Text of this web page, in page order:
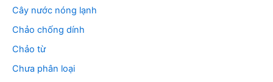
Cây nước nóng lạnh
Chảo chống dính
Chảo từ
Chưa phân loại